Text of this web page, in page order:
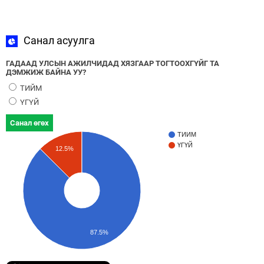
Санал асуулга
ГАДААД УЛСЫН АЖИЛЧИДАД ХЯЗГААР ТОГТООХГҮЙГ ТА
ДЭМЖИЖ БАЙНА УУ?
ТИЙМ
ҮГҮЙ
Санал өгөх
ТИЙМ
ҮГҮЙ
12.5%
87.5%